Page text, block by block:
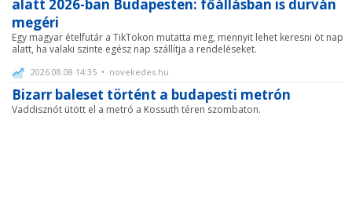
alatt 2026-ban Budapesten: főállásban is durván
megéri
Egy magyar ételfutár a TikTokon mutatta meg, mennyit lehet keresni öt nap
alatt, ha valaki szinte egész nap szállítja a rendeléseket.
2026.08.08 14:35 • novekedes.hu
Bizarr baleset történt a budapesti metrón
Vaddisznót ütött el a metró a Kossuth téren szombaton.